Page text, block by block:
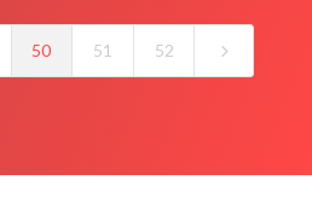
50 51 52 5